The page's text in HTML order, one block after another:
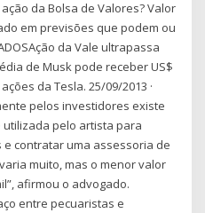
da Bolsa de Valores? Valor
em previsões que podem ou
da Vale ultrapassa
de Musk pode receber US$
da Tesla. 25/09/2013 ·
pelos investidores existe
pelo artista para
contratar uma assessoria de
muito, mas o menor valor
afirmou o advogado.
entre pecuaristas e